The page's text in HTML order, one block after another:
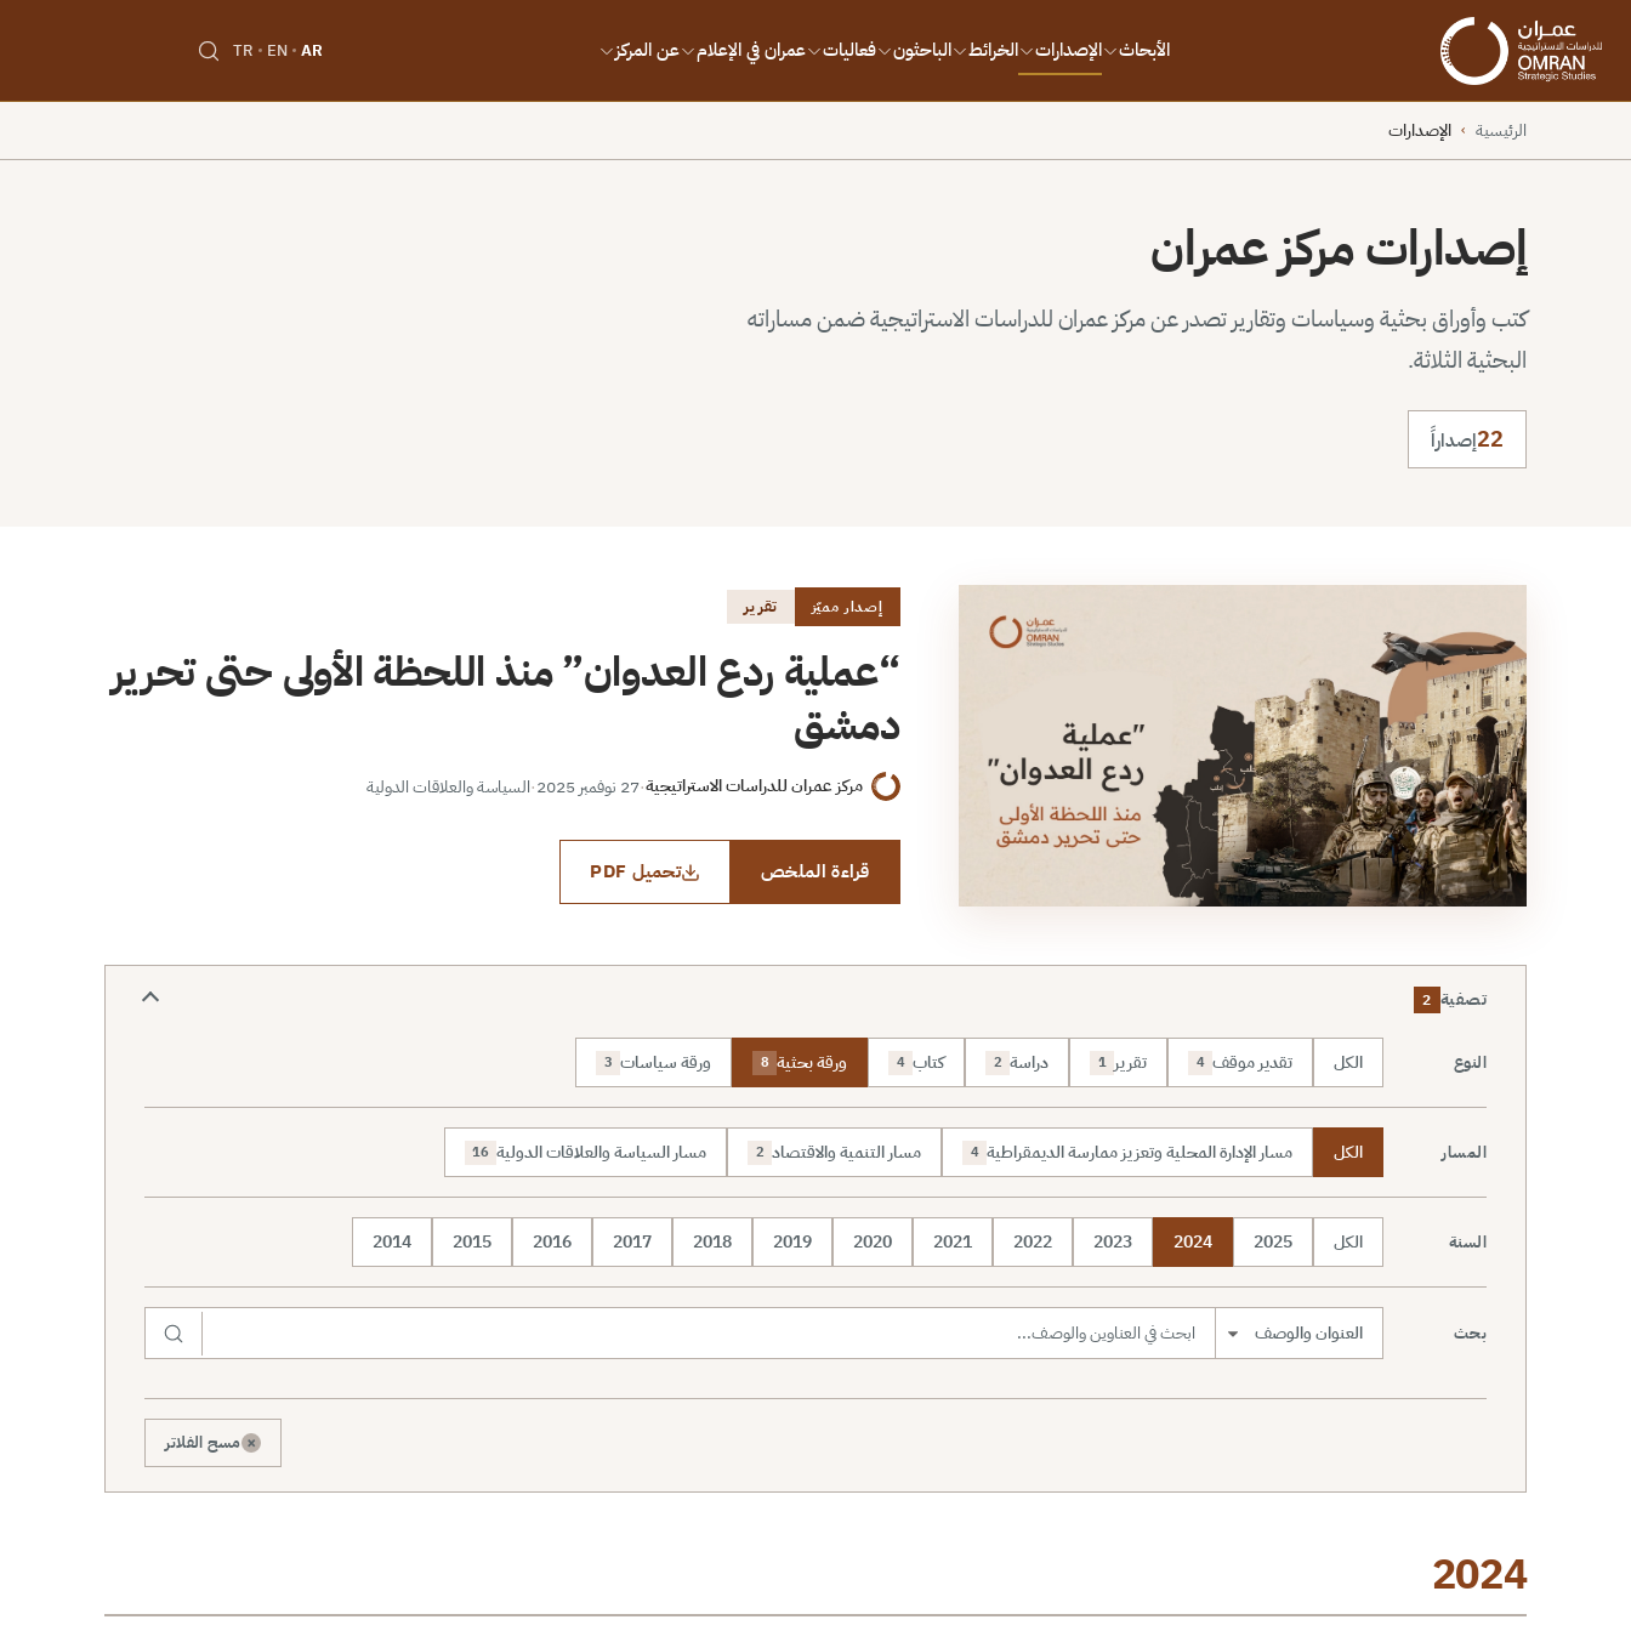
الأبحاث الإصدارات الخرائط الباحثون فعاليات عمران في الإعلام عن المركز AR
EN
TR
الرئيسية › الإصدارات
إصدارات مركز عمران
كتب وأوراق بحثية وسياسات وتقارير تصدر عن مركز عمران للدراسات الاستراتيجية ضمن مساراته
البحثية الثلاثة.
22إصداراً
إصدار مميّز تقرير
“عملية ردع العدوان” منذ اللحظة الأولى حتى تحرير
دمشق
مركز عمران للدراسات الاستراتيجية·27 نوفمبر 2025 ·السياسة والعلاقات الدولية
قراءة الملخص تحميل PDF
تصفية 2
النوع الكل تقدير موقف 4 تقرير 1 دراسة 2 كتاب 4 ورقة بحثية 8 ورقة سياسات 3
المسار الكل مسار الإدارة المحلية وتعزيز ممارسة الديمقراطية 4 مسار التنمية والاقتصاد 2 مسار السياسة والعلاقات الدولية 16
السنة الكل 2025
2024
2023
2022
2021
2020
2019
2018
2017
2016
2015
2014
بحث نطاق البحث
× مسح الفلاتر
2024